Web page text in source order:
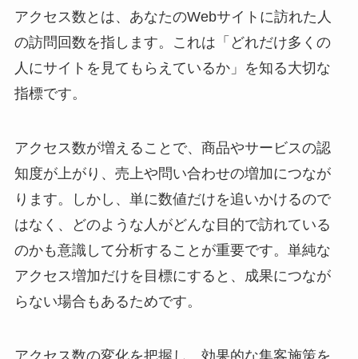
アクセス数とは、あなたのWebサイトに訪れた人
の訪問回数を指します。これは「どれだけ多くの
人にサイトを見てもらえているか」を知る大切な
指標です。
アクセス数が増えることで、商品やサービスの認
知度が上がり、売上や問い合わせの増加につなが
ります。しかし、単に数値だけを追いかけるので
はなく、どのような人がどんな目的で訪れている
のかも意識して分析することが重要です。単純な
アクセス増加だけを目標にすると、成果につなが
らない場合もあるためです。